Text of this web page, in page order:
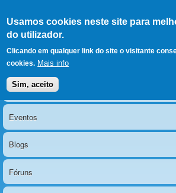
Usamos cookies neste site para
do utilizador.
Clicando em qualquer link do site o visitante
cookies. Mais info
Sim, aceito
LERPARAVER
O portal da visão diferente
Menu principal
Notícias
Eventos
Blogs
Fóruns